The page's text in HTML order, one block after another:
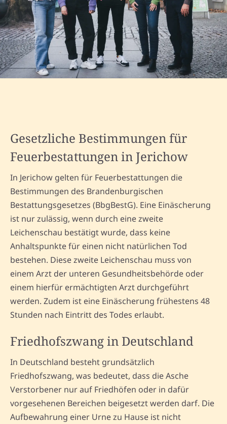
Gesetzliche Bestimmungen für
Feuerbestattungen in Jerichow
In Jerichow gelten für Feuerbestattungen die
Bestimmungen des Brandenburgischen
Bestattungsgesetzes (BbgBestG). Eine Einäscherung
ist nur zulässig, wenn durch eine zweite
Leichenschau bestätigt wurde, dass keine
Anhaltspunkte für einen nicht natürlichen Tod
bestehen. Diese zweite Leichenschau muss von
einem Arzt der unteren Gesundheitsbehörde oder
einem hierfür ermächtigten Arzt durchgeführt
werden. Zudem ist eine Einäscherung frühestens 48
Stunden nach Eintritt des Todes erlaubt.
Friedhofszwang in Deutschland
In Deutschland besteht grundsätzlich
Friedhofszwang, was bedeutet, dass die Asche
Verstorbener nur auf Friedhöfen oder in dafür
vorgesehenen Bereichen beigesetzt werden darf. Die
Aufbewahrung einer Urne zu Hause ist nicht